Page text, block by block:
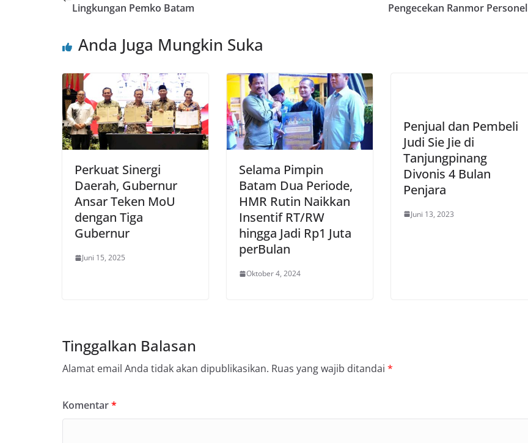
Lingkungan Pemko Batam
Pengecekan Ranmor Personel
Anda Juga Mungkin Suka
Perkuat Sinergi
Daerah, Gubernur
Ansar Teken MoU
dengan Tiga
Gubernur
Juni 15, 2025
Selama Pimpin
Batam Dua Periode,
HMR Rutin Naikkan
Insentif RT/RW
hingga Jadi Rp1 Juta
perBulan
Oktober 4, 2024
Penjual dan Pembeli
Judi Sie Jie di
Tanjungpinang
Divonis 4 Bulan
Penjara
Juni 13, 2023
Tinggalkan Balasan
Alamat email Anda tidak akan dipublikasikan. Ruas yang wajib ditandai *
Komentar*